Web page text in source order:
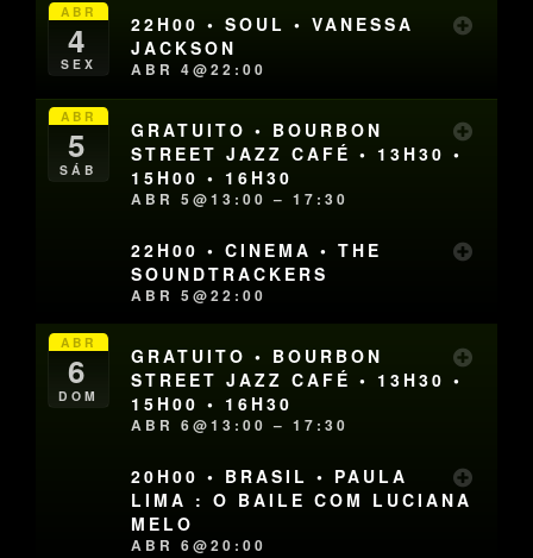
ABR
4
SEX
22H00 • SOUL • VANESSA
JACKSON
ABR 4@22:00
ABR
5
SÁB
GRATUITO • BOURBON
STREET JAZZ CAFÉ • 13H30 •
15H00 • 16H30
ABR 5@13:00 – 17:30
22H00 • CINEMA • THE
SOUNDTRACKERS
ABR 5@22:00
ABR
6
DOM
GRATUITO • BOURBON
STREET JAZZ CAFÉ • 13H30 •
15H00 • 16H30
ABR 6@13:00 – 17:30
20H00 • BRASIL • PAULA
LIMA : O BAILE COM LUCIANA
MELO
ABR 6@20:00